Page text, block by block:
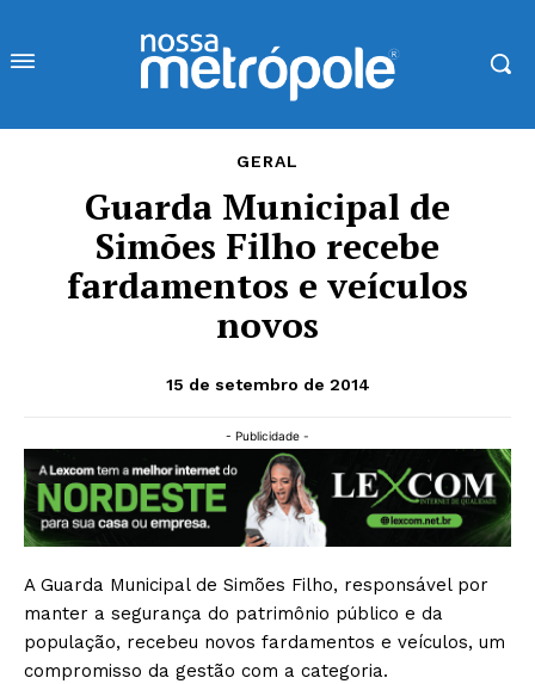
GERAL
Guarda Municipal de
Simões Filho recebe
fardamentos e veículos
novos
15 de setembro de 2014
- Publicidade -
A Guarda Municipal de Simões Filho, responsável por
manter a segurança do patrimônio público e da
população, recebeu novos fardamentos e veículos, um
compromisso da gestão com a categoria.